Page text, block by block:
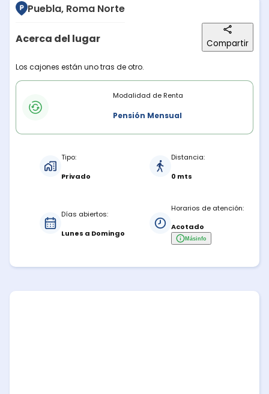
Puebla, Roma Norte
Acerca del lugar Compartir
Descripción del lugar
Los cajones están uno tras de otro.
Modalidades de rentaModalidad de Renta
Pensión Mensual
Tipo:
Privado
Distancia:
0 mts
Días abiertos:
Lunes a Domingo
Horarios de atención:
Acotado
Másinfo